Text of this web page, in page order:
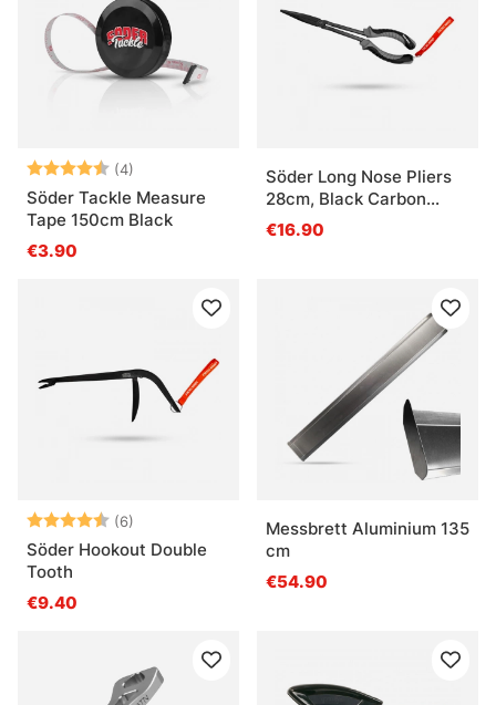
Bewertung:(4)
4.5 von 5 Sternen
Söder Tackle Measure
Tape 150cm Black
€3.90
Söder Long Nose Pliers
28cm, Black Carbon
Steel
€16.90
Bewertung:(6)
4.2 von 5 Sternen
Söder Hookout Double
Tooth
€9.40
Messbrett Aluminium 135
cm
€54.90